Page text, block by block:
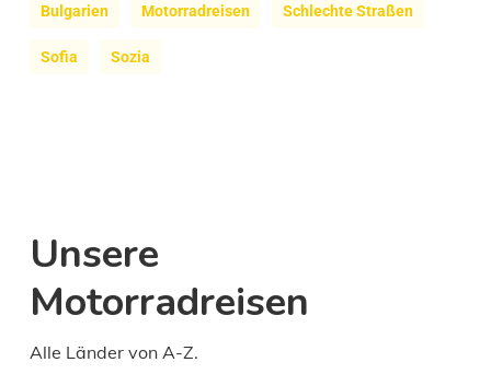
Bulgarien Motorradreisen Schlechte Straßen
Sofia Sozia
Unsere
Motorradreisen
Alle Länder von A-Z.